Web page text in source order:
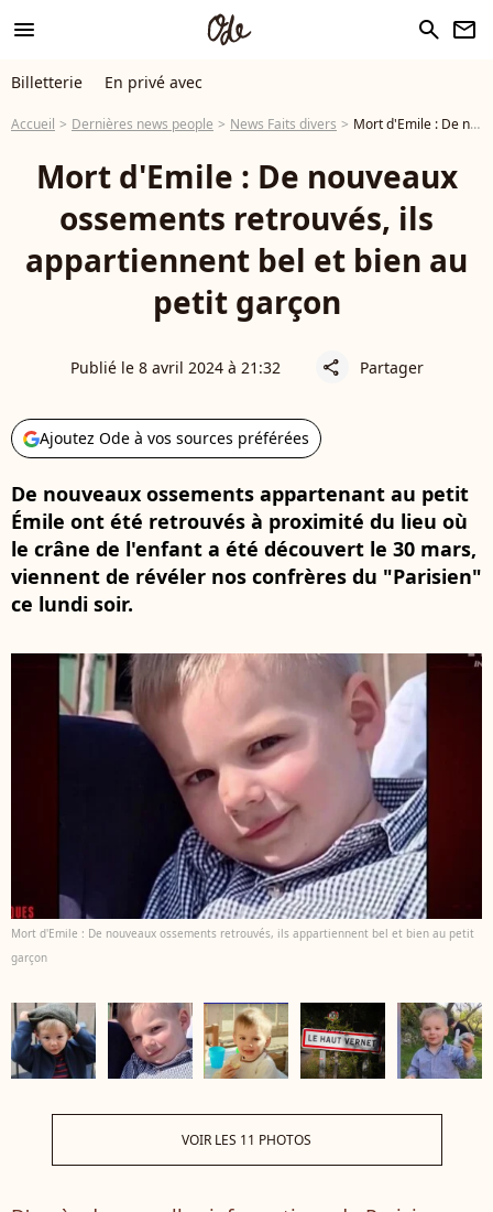
menu search newsletter
Billetterie En privé avec
Accueil Dernières news people News Faits divers Mort d'Emile : De nouveaux ossements retrouvés, ils appartiennent bel et bien au petit garçon
Mort d'Emile : De nouveaux
ossements retrouvés, ils
appartiennent bel et bien au
petit garçon
Publié le 8 avril 2024 à 21:32 share Partager
Ajoutez Ode à vos sources préférées
De nouveaux ossements appartenant au petit
Émile ont été retrouvés à proximité du lieu où
le crâne de l'enfant a été découvert le 30 mars,
viennent de révéler nos confrères du "Parisien"
ce lundi soir.
Mort d'Emile : De nouveaux ossements retrouvés, ils appartiennent bel et bien au petit
garçon
VOIR LES 11 PHOTOS